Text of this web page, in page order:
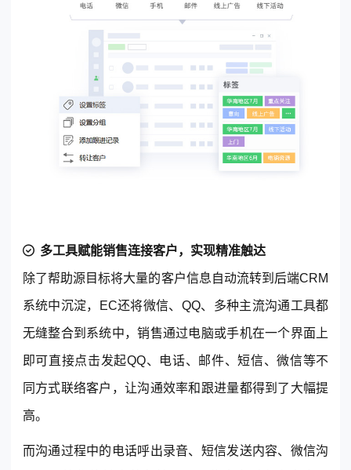
多工具赋能销售连接客户， 实现精准触达
除了帮助源目标将大量的客户信息自动流转到后端CRM
系统中沉淀，EC还将微信、QQ、多种主流沟通工具都
无缝整合到系统中，销售通过电脑或手机在一个界面上
即可直接点击发起QQ、电话、邮件、短信、微信等不
同方式联络客户，让沟通效率和跟进量都得到了大幅提
高。
而沟通过程中的电话呼出录音、短信发送内容、微信沟